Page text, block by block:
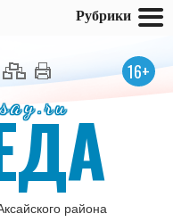
16+
района
Рубрики